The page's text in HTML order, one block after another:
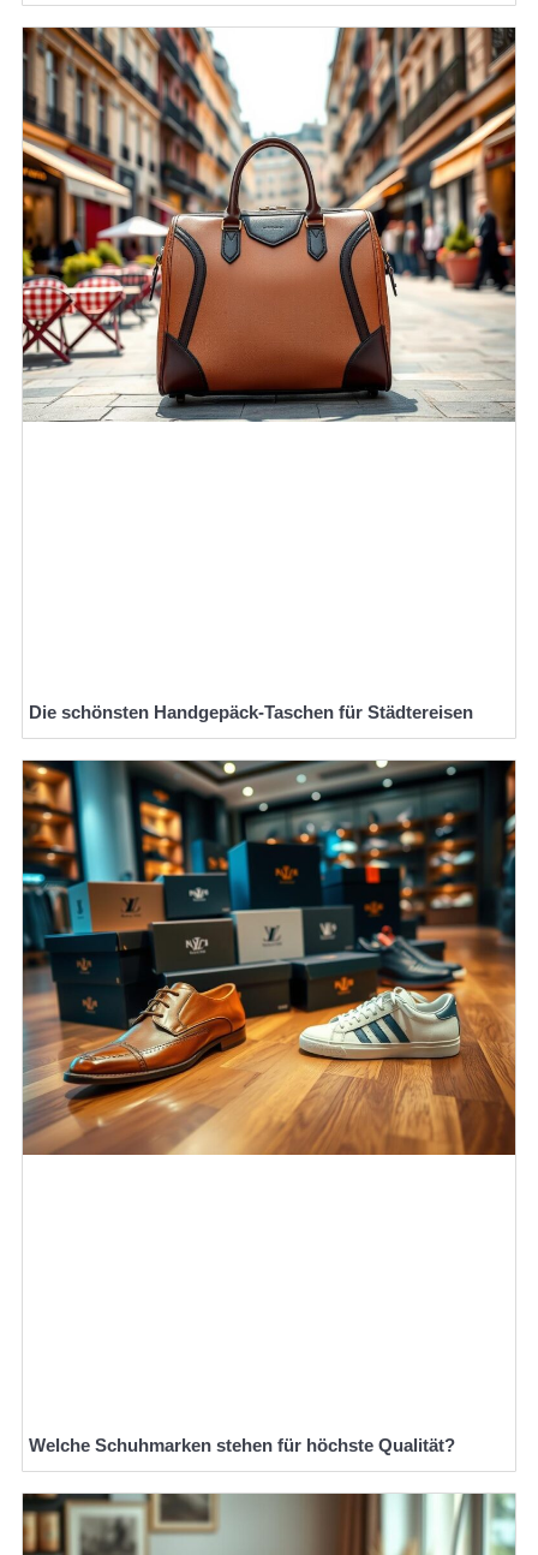
Die schönsten Handgepäck-Taschen für Städtereisen
Welche Schuhmarken stehen für höchste Qualität?